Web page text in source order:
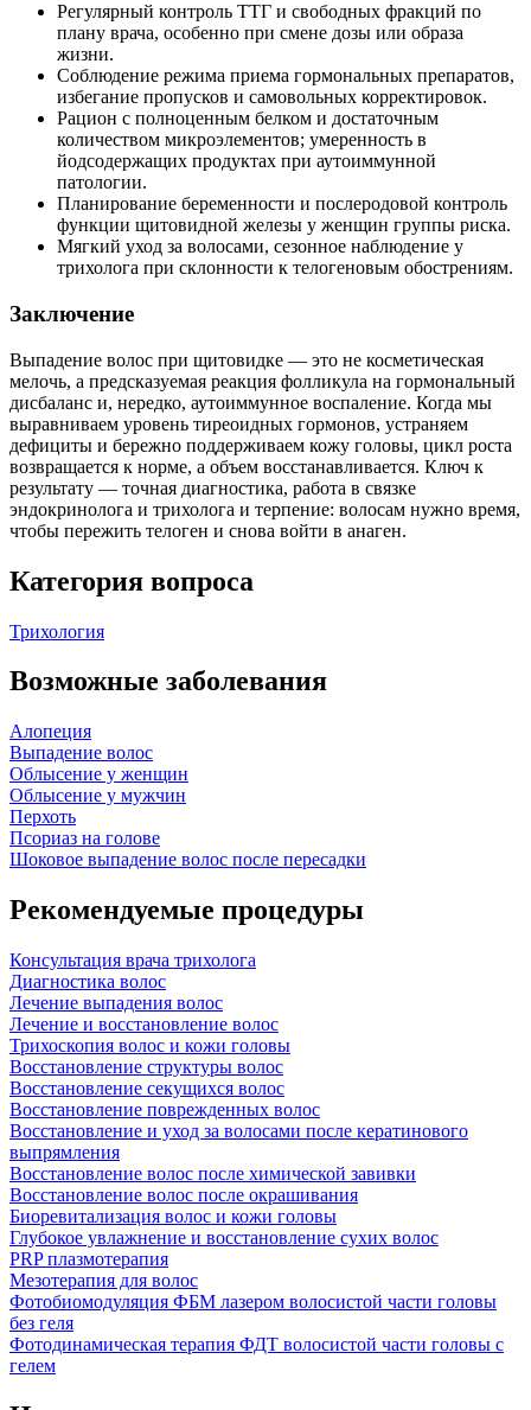
Регулярный контроль ТТГ и свободных фракций по
плану врача, особенно при смене дозы или образа
жизни.
Соблюдение режима приема гормональных препаратов,
избегание пропусков и самовольных корректировок.
Рацион с полноценным белком и достаточным
количеством микроэлементов; умеренность в
йодсодержащих продуктах при аутоиммунной
патологии.
Планирование беременности и послеродовой контроль
функции щитовидной железы у женщин группы риска.
Мягкий уход за волосами, сезонное наблюдение у
трихолога при склонности к телогеновым обострениям.
Заключение
Выпадение волос при щитовидке — это не косметическая
мелочь, а предсказуемая реакция фолликула на гормональный
дисбаланс и, нередко, аутоиммунное воспаление. Когда мы
выравниваем уровень тиреоидных гормонов, устраняем
дефициты и бережно поддерживаем кожу головы, цикл роста
возвращается к норме, а объем восстанавливается. Ключ к
результату — точная диагностика, работа в связке
эндокринолога и трихолога и терпение: волосам нужно время,
чтобы пережить телоген и снова войти в анаген.
Категория вопроса
Трихология
Возможные заболевания
Алопеция
Выпадение волос
Облысение у женщин
Облысение у мужчин
Перхоть
Псориаз на голове
Шоковое выпадение волос после пересадки
Рекомендуемые процедуры
Консультация врача трихолога
Диагностика волос
Лечение выпадения волос
Лечение и восстановление волос
Трихоскопия волос и кожи головы
Восстановление структуры волос
Восстановление секущихся волос
Восстановление поврежденных волос
Восстановление и уход за волосами после кератинового
выпрямления
Восстановление волос после химической завивки
Восстановление волос после окрашивания
Биоревитализация волос и кожи головы
Глубокое увлажнение и восстановление сухих волос
PRP плазмотерапия
Мезотерапия для волос
Фотобиомодуляция ФБМ лазером волосистой части головы
без геля
Фотодинамическая терапия ФДТ волосистой части головы с
гелем